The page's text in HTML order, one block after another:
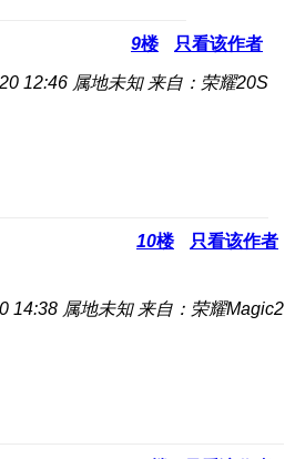
9楼 只看该作者
12:46 属地未知 来自：荣耀20S
10楼 只看该作者
14:38 属地未知 来自：荣耀Magic2